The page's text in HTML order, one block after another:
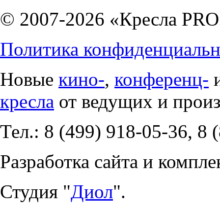
© 2007-2026 «Кресла
Политика
Новые кино-, конференц-
кресла от ведущих и
Тел.: 8 (499) 918-05-36, 8
Разработка сайта и
Студия "Диол".